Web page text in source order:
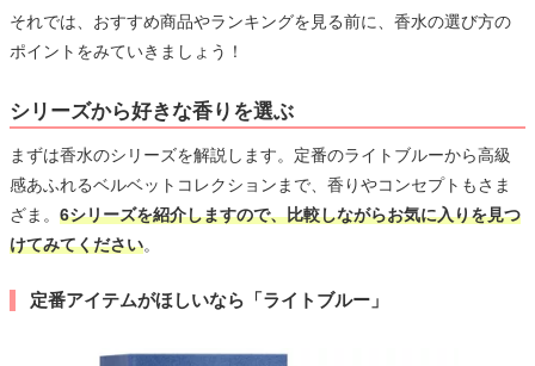
それでは、おすすめ商品やランキングを見る前に、香水の選び方の
ポイントをみていきましょう！
シリーズから好きな香りを選ぶ
まずは香水のシリーズを解説します。定番のライトブルーから高級
感あふれるベルベットコレクションまで、香りやコンセプトもさま
ざま。 6シリーズを紹介しますので、比較しながらお気に入りを見つ
けてみてください。
定番アイテムがほしいなら「ライトブルー」